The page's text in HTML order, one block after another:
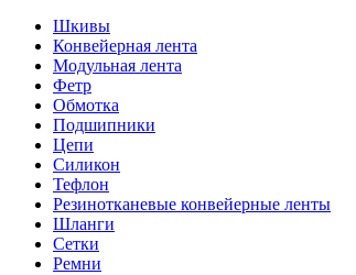
Шкивы
Конвейерная лента
Модульная лента
Фетр
Обмотка
Подшипники
Цепи
Силикон
Тефлон
Резинотканевые конвейерные ленты
Шланги
Сетки
Ремни